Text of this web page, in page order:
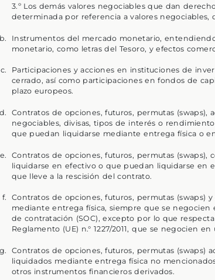
3.º Los demás valores negociables que dan
determinada por referencia a valores
Instrumentos del mercado monetario,
monetario, como letras del Tesoro, y efectos
Participaciones y acciones en instituciones de
cerrado, así como participaciones en fondos de
plazo europeos.
Contratos de opciones, futuros, permutas
negociables, divisas, tipos de interés o
que puedan liquidarse mediante entrega física o
Contratos de opciones, futuros, permutas
liquidarse en efectivo o que puedan liquidarse en
que lleve a la rescisión del contrato.
Contratos de opciones, futuros, permutas (swaps)
mediante entrega física, siempre que se
de contratación (SOC), excepto por lo que
Reglamento (UE) n.° 1227/2011, que se negocien
Contratos de opciones, futuros, permutas (swaps)
liquidados mediante entrega física no
otros instrumentos financieros derivados.